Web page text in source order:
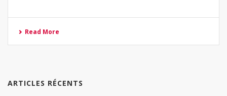
Read More
ARTICLES RÉCENTS